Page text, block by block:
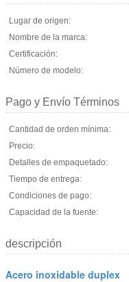
Lugar de origen:
Nombre de la marca:
Certificación:
Número de modelo:
Pago y Envío Términos
Cantidad de orden mínima:
Precio:
Detalles de empaquetado:
Tiempo de entrega:
Condiciones de pago:
Capacidad de la fuente:
descripción
Acero inoxidable duplex